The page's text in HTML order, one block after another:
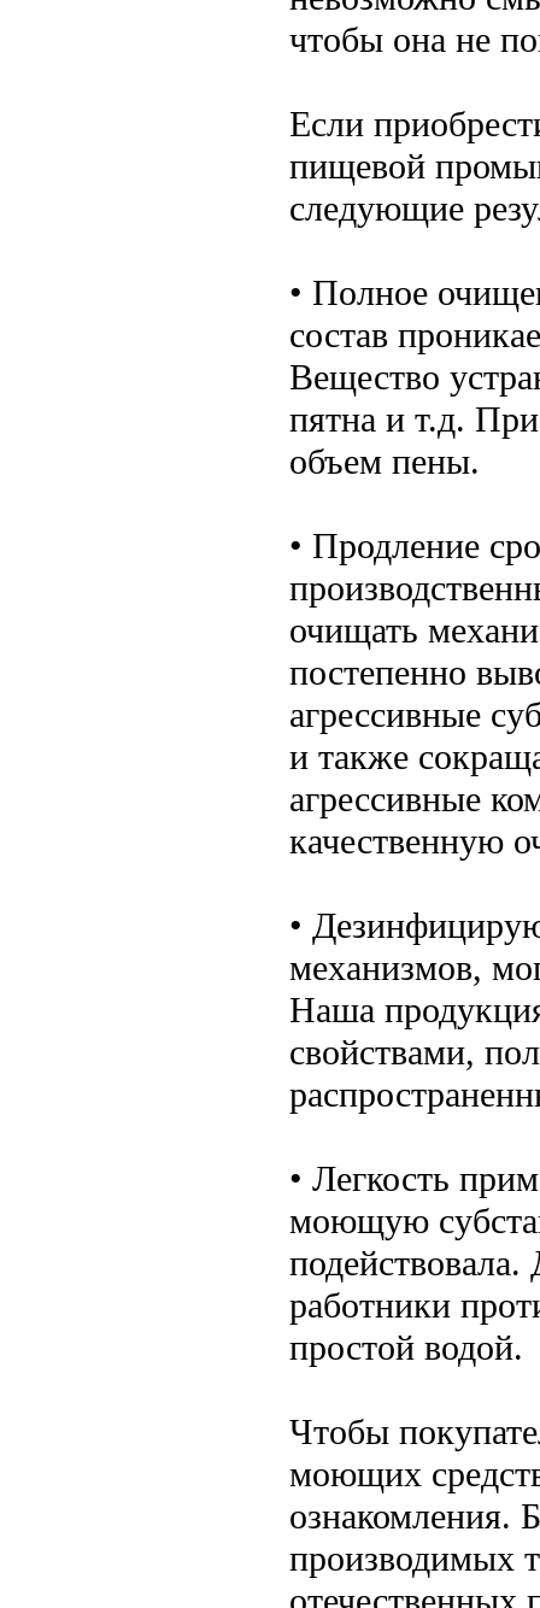
чтобы она не
Если
пищевой
следующие
• Полное
состав
Вещество
пятна и т.д.
объем пены.
• Продление
очищать
постепенно
агрессивные
и также
агрессивные
качественную
•
механизмов,
Наша
свойствами,
• Легкость
моющую
работники
простой водой.
Чтобы
моющих
ознакомления.
производимых